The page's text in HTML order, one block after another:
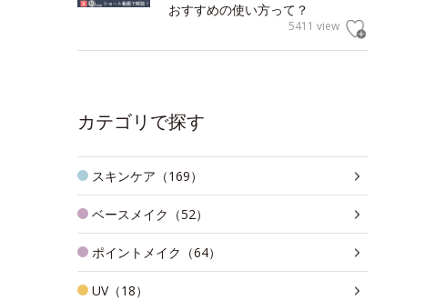
おすすめの使い方って？
5411 view
カテゴリで探す
スキンケア（169）
ベースメイク（52）
ポイントメイク（64）
UV（18）